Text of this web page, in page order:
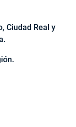
Ciudad Real y